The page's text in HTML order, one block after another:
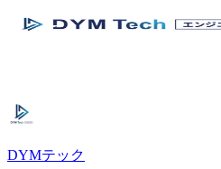
DYMテック